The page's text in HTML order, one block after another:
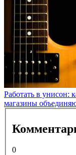
Работать в унисон:
магазины
0